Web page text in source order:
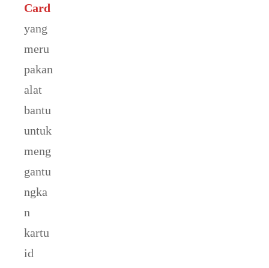
Card
yang
meru
pakan
alat
bantu
untuk
meng
gantu
ngka
n
kartu
id